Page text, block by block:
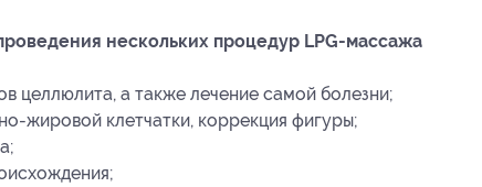
нескольких процедур LPG-массажа
целлюлита, а также лечение самой болезни;
жировой клетчатки, коррекция фигуры;